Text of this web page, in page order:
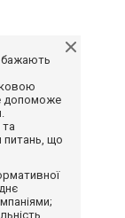
бажають
допоможе
питань, що